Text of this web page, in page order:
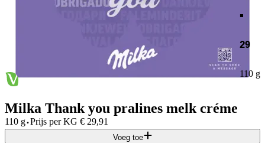
.
29
110 g
Milka Thank you pralines melk créme
110 g·Prijs per KG € 29,91
Voeg toe